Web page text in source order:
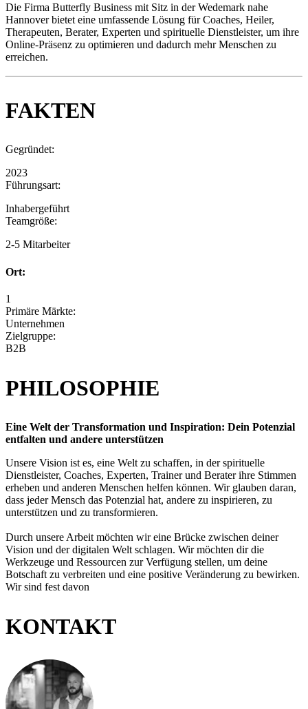
Die Firma Butterfly Business mit Sitz in der Wedemark nahe
Hannover bietet eine umfassende Lösung für Coaches, Heiler,
Therapeuten, Berater, Experten und spirituelle Dienstleister, um ihre
Online-Präsenz zu optimieren und dadurch mehr Menschen zu
erreichen.
FAKTEN
Gegründet:
2023
Führungsart:
Inhabergeführt
Teamgröße:
2-5 Mitarbeiter
Ort:
1
Primäre Märkte:
Unternehmen
Zielgruppe:
B2B
PHILOSOPHIE
Eine Welt der Transformation und Inspiration: Dein Potenzial
entfalten und andere unterstützen
Unsere Vision ist es, eine Welt zu schaffen, in der spirituelle
Dienstleister, Coaches, Experten, Trainer und Berater ihre Stimmen
erheben und anderen Menschen helfen können. Wir glauben daran,
dass jeder Mensch das Potenzial hat, andere zu inspirieren, zu
unterstützen und zu transformieren.
Durch unsere Arbeit möchten wir eine Brücke zwischen deiner
Vision und der digitalen Welt schlagen. Wir möchten dir die
Werkzeuge und Ressourcen zur Verfügung stellen, um deine
Botschaft zu verbreiten und eine positive Veränderung zu bewirken.
Wir sind fest davon
KONTAKT